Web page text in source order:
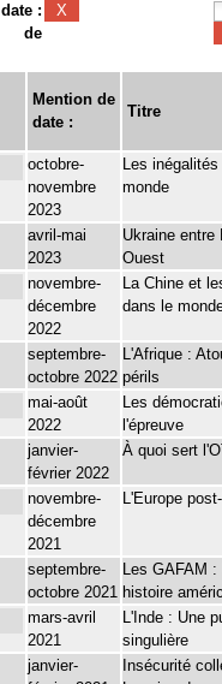
date :
de
Mention de
date :
Titre
octobre-
novembre
2023
Les
monde
avril-mai
2023
Ukraine entre
Ouest
novembre-
décembre
2022
La Chine et
dans le
septembre-
octobre 2022
L'Afrique :
périls
mai-août
2022
Les
l'épreuve
janvier-
février 2022
À quoi sert
novembre-
décembre
2021
L'Europe
septembre-
octobre 2021
Les GAFAM :
histoire
mars-avril
2021
L'Inde : Une
singulière
janvier-
Insécurité